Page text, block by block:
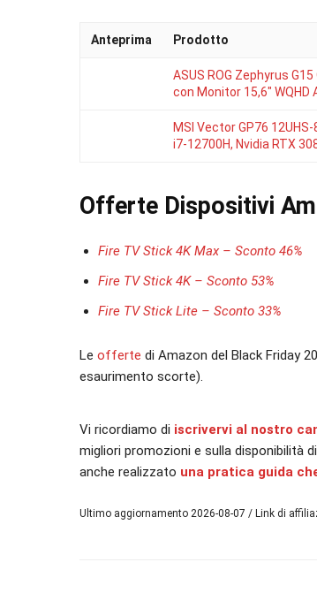
Anteprima Prodotto
ASUS ROG Zephyrus
con Monitor 15,6″ WQHD
MSI Vector GP76 12UHS-
i7-12700H, Nvidia RTX
Offerte Dispositivi
Fire TV Stick 4K Max – Sconto 46%
Fire TV Stick 4K – Sconto 53%
Fire TV Stick Lite – Sconto 33%
Le offerte di Amazon del Black Friday
esaurimento scorte).
Vi ricordiamo di iscrivervi al nostro
migliori promozioni e sulla disponibilità
anche realizzato una pratica guida
Ultimo aggiornamento 2026-08-07 / Link di